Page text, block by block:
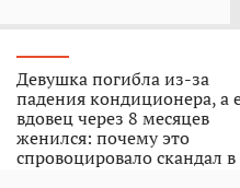
Девушка погибла из-за
падения кондиционера, а
вдовец через 8 месяцев
женился: почему это
спровоцировало скандал в